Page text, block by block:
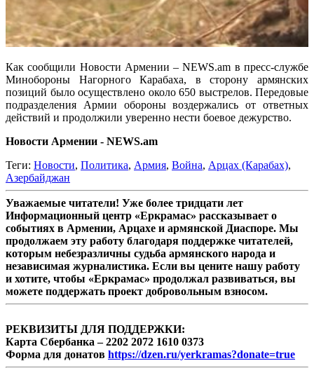
Как сообщили Новости Армении – NEWS.am в пресс-службе
Минобороны Нагорного Карабаха, в сторону армянских
позиций было осуществлено около 650 выстрелов. Передовые
подразделения Армии обороны воздержались от ответных
действий и продолжили уверенно нести боевое дежурство.
Новости Армении - NEWS.am
Теги: Новости, Политика, Армия, Война, Арцах (Карабах),
Азербайджан
Уважаемые читатели! Уже более тридцати лет
Информационный центр «Еркрамас» рассказывает о
событиях в Армении, Арцахе и армянской Диаспоре. Мы
продолжаем эту работу благодаря поддержке читателей,
которым небезразличны судьба армянского народа и
независимая журналистика. Если вы цените нашу работу
и хотите, чтобы «Еркрамас» продолжал развиваться, вы
можете поддержать проект добровольным взносом.
РЕКВИЗИТЫ ДЛЯ ПОДДЕРЖКИ:
Карта Сбербанка – 2202 2072 1610 0373
Форма для донатов https://dzen.ru/yerkramas?donate=true